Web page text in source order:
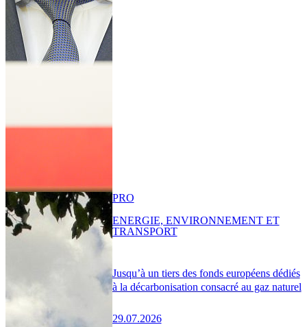
Jusqu’à un tiers des fonds européens dédiés
à la décarbonisation consacré au gaz naturel
29.07.2026
PRO
ENERGIE, ENVIRONNEMENT ET
TRANSPORT